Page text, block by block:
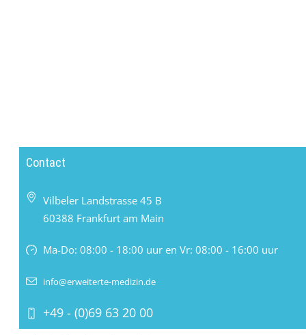
Contact
Vilbeler Landstrasse 45 B
60388 Frankfurt am Main
Ma-Do: 08:00 - 18:00 uur en Vr: 08:00 - 16:00 uur
info@erweiterte-medizin.de
+49 - (0)69 63 20 00